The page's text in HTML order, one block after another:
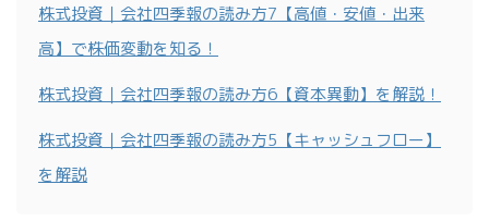
株式投資｜会社四季報の読み方7【高値・安値・出来
高】で株価変動を知る！
株式投資｜会社四季報の読み方6【資本異動】を解説！
株式投資｜会社四季報の読み方5【キャッシュフロー】
を解説